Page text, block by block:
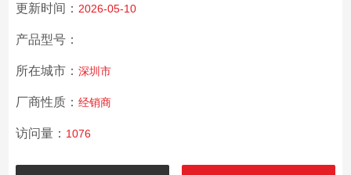
更新时间： 2026-05-10
产品型号：
所在城市： 深圳市
厂商性质： 经销商
访问量： 1076